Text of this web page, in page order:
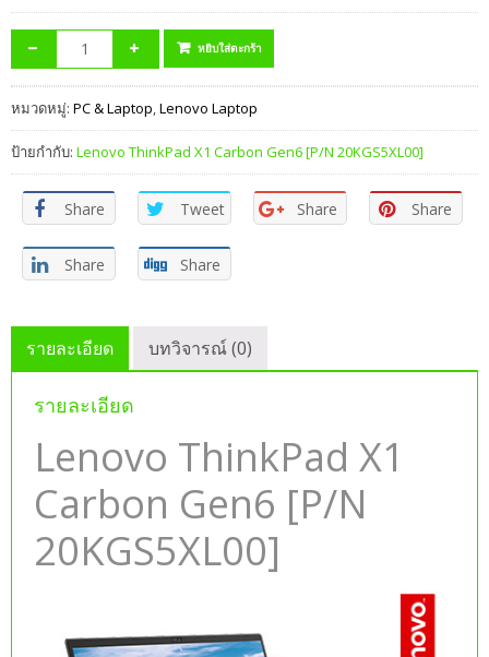
หยิบใส่ตะกร้า
หมวดหมู่: PC & Laptop,Lenovo Laptop
ป้ายกำกับ: Lenovo ThinkPad X1 Carbon Gen6 [P/N 20KGS5XL00]
Share Tweet Share Share
Share Share
รายละเอียด บทวิจารณ์ (0)
รายละเอียด
Lenovo ThinkPad X1
Carbon Gen6 [P/N
20KGS5XL00]